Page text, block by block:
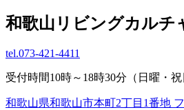
和歌山リビングカルチ
tel.073-421-4411
受付時間10時～18時30分（日曜・祝
和歌山県和歌山市本町2丁目1番地